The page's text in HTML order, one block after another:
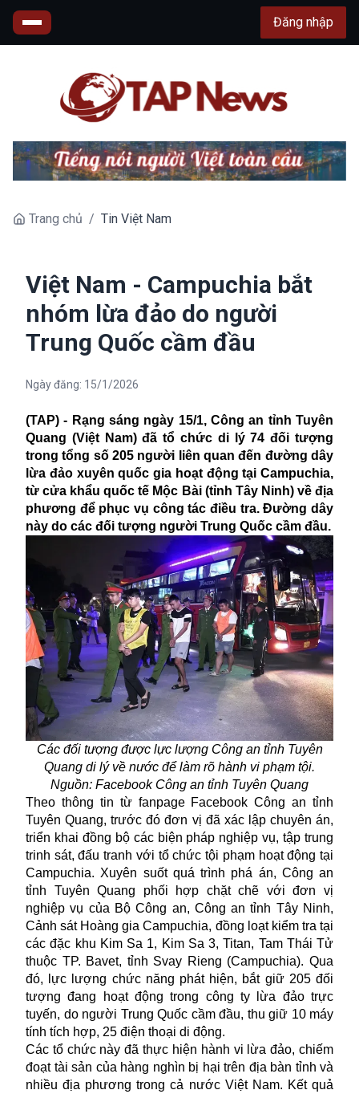
Đăng nhập
Trang chủ / Tin Việt Nam
Việt Nam - Campuchia bắt
nhóm lừa đảo do người
Trung Quốc cầm đầu
Ngày đăng: 15/1/2026
(TAP) - Rạng sáng ngày 15/1, Công an tỉnh Tuyên
Quang (Việt Nam) đã tổ chức di lý 74 đối tượng
trong tổng số 205 người liên quan đến đường dây
lừa đảo xuyên quốc gia hoạt động tại Campuchia,
từ cửa khẩu quốc tế Mộc Bài (tỉnh Tây Ninh) về địa
phương để phục vụ công tác điều tra. Đường dây
này do các đối tượng người Trung Quốc cầm đầu.
Các đối tượng được lực lượng Công an tỉnh Tuyên
Quang di lý về nước để làm rõ hành vi phạm tội.
Nguồn: Facebook Công an tỉnh Tuyên Quang
Theo thông tin từ fanpage Facebook Công an tỉnh
Tuyên Quang, trước đó đơn vị đã xác lập chuyên án,
triển khai đồng bộ các biện pháp nghiệp vụ, tập trung
trinh sát, đấu tranh với tổ chức tội phạm hoạt động tại
Campuchia. Xuyên suốt quá trình phá án, Công an
tỉnh Tuyên Quang phối hợp chặt chẽ với đơn vị
nghiệp vụ của Bộ Công an, Công an tỉnh Tây Ninh,
Cảnh sát Hoàng gia Campuchia, đồng loạt kiểm tra tại
các đặc khu Kim Sa 1, Kim Sa 3, Titan, Tam Thái Tử
thuộc TP. Bavet, tỉnh Svay Rieng (Campuchia). Qua
đó, lực lượng chức năng phát hiện, bắt giữ 205 đối
tượng đang hoạt động trong công ty lừa đảo trực
tuyến, do người Trung Quốc cầm đầu, thu giữ 10 máy
tính tích hợp, 25 điện thoại di động.
Các tổ chức này đã thực hiện hành vi lừa đảo, chiếm
đoạt tài sản của hàng nghìn bị hại trên địa bàn tỉnh và
nhiều địa phương trong cả nước Việt Nam. Kết quả